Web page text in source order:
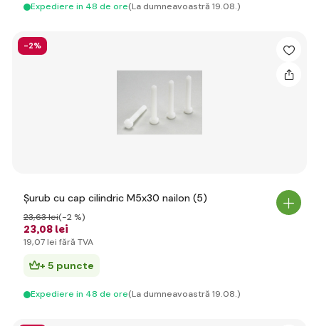
Expediere in 48 de ore(La dumneavoastră 19.08.)
-2%
Șurub cu cap cilindric M5x30 nailon (5)
23,08 lei
23,63 lei(-2 %)
19,07 lei fără TVA
+ 5 puncte
Expediere in 48 de ore(La dumneavoastră 19.08.)